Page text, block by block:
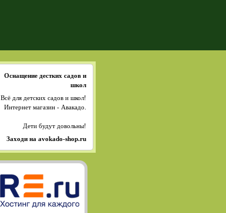
Оснащение дестких садов и
школ
Всё для детских садов и школ!
Интернет магазин - Авакадо.
Дети будут довольны!
Заходи на avokado-shop.ru